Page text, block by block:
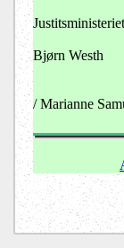
Bjørn Westh
/ Marianne